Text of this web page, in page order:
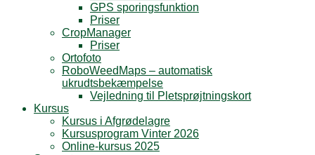
GPS sporingsfunktion
Priser
CropManager
Priser
Ortofoto
RoboWeedMaps – automatisk
ukrudtsbekæmpelse
Vejledning til Pletsprøjtningskort
Kursus
Kursus i Afgrødelagre
Kursusprogram Vinter 2026
Online-kursus 2025